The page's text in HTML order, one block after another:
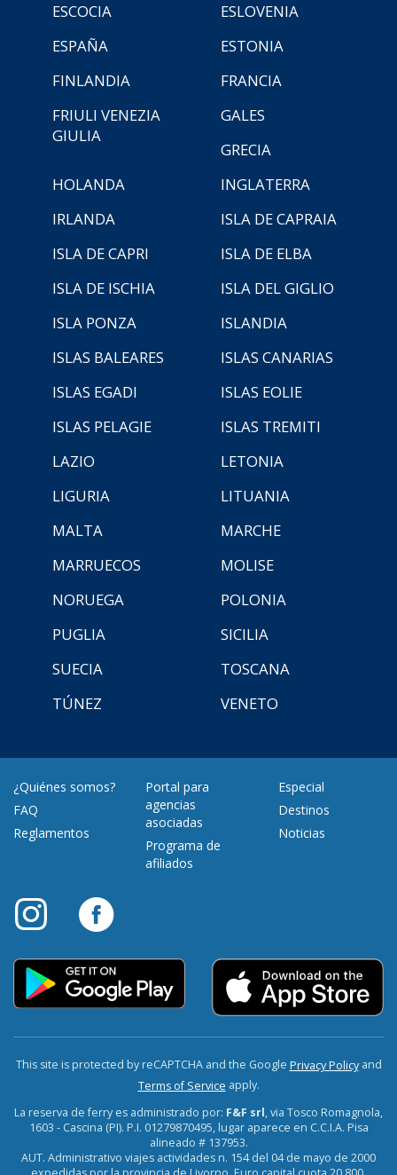
ESCOCIA
ESLOVENIA
ESPAÑA
ESTONIA
FINLANDIA
FRANCIA
FRIULI VENEZIA
GIULIA
GALES
GRECIA
HOLANDA
INGLATERRA
IRLANDA
ISLA DE CAPRAIA
ISLA DE CAPRI
ISLA DE ELBA
ISLA DE ISCHIA
ISLA DEL GIGLIO
ISLA PONZA
ISLANDIA
ISLAS BALEARES
ISLAS CANARIAS
ISLAS EGADI
ISLAS EOLIE
ISLAS PELAGIE
ISLAS TREMITI
LAZIO
LETONIA
LIGURIA
LITUANIA
MALTA
MARCHE
MARRUECOS
MOLISE
NORUEGA
POLONIA
PUGLIA
SICILIA
SUECIA
TOSCANA
TÚNEZ
VENETO
¿Quiénes somos?
FAQ
Reglamentos
Portal para
agencias
asociadas
Programa de
afiliados
Especial
Destinos
Noticias
This site is protected by reCAPTCHA and the Google Privacy Policyand
Terms of Service apply.
La reserva de ferry es administrado por: F&F srl, via Tosco Romagnola,
1603 - Cascina (PI). P.I. 01279870495, lugar aparece en C.C.I.A. Pisa
alineado # 137953.
AUT. Administrativo viajes actividades n. 154 del 04 de mayo de 2000